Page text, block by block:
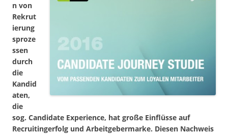
n von
Rekrut
ierung
sproze
ssen
durch
die
Kandid
aten,
die
sog. Candidate Experience, hat große Einflüsse auf
Recruitingerfolg und Arbeitgebermarke. Diesen Nachweis